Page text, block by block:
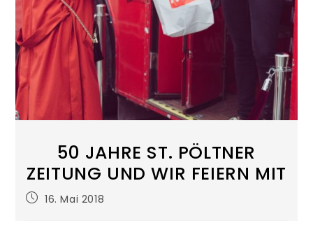
50 JAHRE ST. PÖLTNER
ZEITUNG UND WIR FEIERN MIT
16. Mai 2018